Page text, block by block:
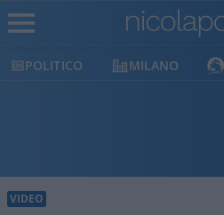
POLITICO MILANO
VIDEO